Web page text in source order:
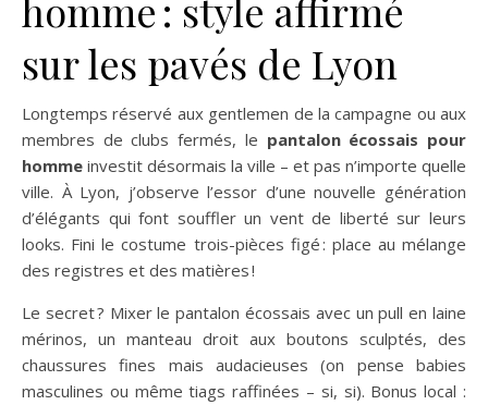
homme : style affirmé
sur les pavés de Lyon
Longtemps réservé aux gentlemen de la campagne ou aux
membres de clubs fermés, le pantalon écossais pour
homme investit désormais la ville – et pas n’importe quelle
ville. À Lyon, j’observe l’essor d’une nouvelle génération
d’élégants qui font souffler un vent de liberté sur leurs
looks. Fini le costume trois-pièces figé : place au mélange
des registres et des matières !
Le secret ? Mixer le pantalon écossais avec un pull en laine
mérinos, un manteau droit aux boutons sculptés, des
chaussures fines mais audacieuses (on pense babies
masculines ou même tiags raffinées – si, si). Bonus local :